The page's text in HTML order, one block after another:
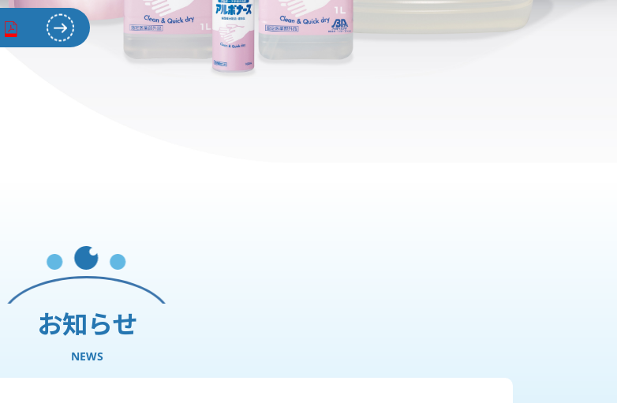
お知らせ
NEWS